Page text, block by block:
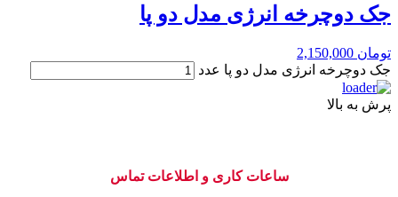
جک دوچرخه انرژی مدل دو پا
تومان
جک دوچرخه انرژی مدل دو پا عدد
پرش به بالا
ساعات کاری و اطلاعات تماس